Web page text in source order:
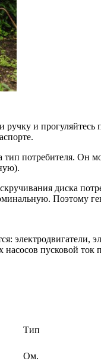
ручку и
тип потребителя. Он
диска
Поэтому
электродвигатели,
пусковой ток
Тип
Ом.